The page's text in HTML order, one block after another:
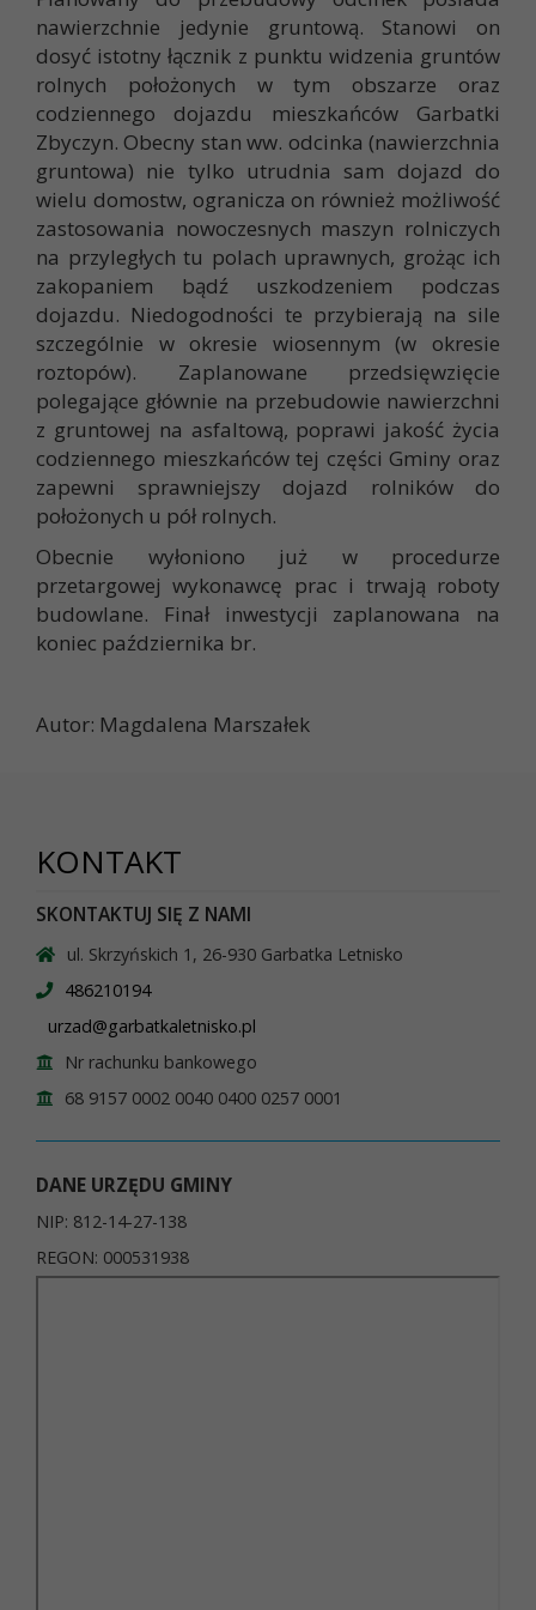
nawierzchnie jedynie gruntową. Stanowi on
dosyć istotny łącznik z punktu widzenia gruntów
rolnych położonych w tym obszarze oraz
codziennego dojazdu mieszkańców Garbatki
Zbyczyn. Obecny stan ww. odcinka (nawierzchnia
gruntowa) nie tylko utrudnia sam dojazd do
wielu domostw, ogranicza on również możliwość
zastosowania nowoczesnych maszyn rolniczych
na przyległych tu polach uprawnych, grożąc ich
zakopaniem bądź uszkodzeniem podczas
dojazdu. Niedogodności te przybierają na sile
szczególnie w okresie wiosennym (w okresie
roztopów). Zaplanowane przedsięwzięcie
polegające głównie na przebudowie nawierzchni
z gruntowej na asfaltową, poprawi jakość życia
codziennego mieszkańców tej części Gminy oraz
zapewni sprawniejszy dojazd rolników do
położonych u pół rolnych.
Obecnie wyłoniono już w procedurze
przetargowej wykonawcę prac i trwają roboty
budowlane. Finał inwestycji zaplanowana na
koniec października br.
Autor: Magdalena Marszałek
KONTAKT
SKONTAKTUJ SIĘ Z NAMI
ul. Skrzyńskich 1, 26-930 Garbatka Letnisko
486210194
urzad@garbatkaletnisko.pl
Nr rachunku bankowego
68 9157 0002 0040 0400 0257 0001
DANE URZĘDU GMINY
NIP: 812-14-27-138
REGON: 000531938